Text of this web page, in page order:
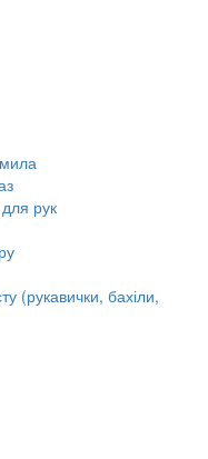
рук
(рукавички, бахіли,